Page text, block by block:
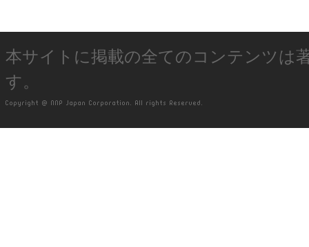
本サイトに掲載の全てのコンテンツは
す。